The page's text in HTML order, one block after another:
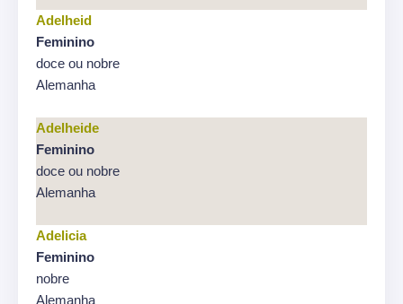
Adelheid
Feminino
doce ou nobre
Alemanha
Adelheide
Feminino
doce ou nobre
Alemanha
Adelicia
Feminino
nobre
Alemanha